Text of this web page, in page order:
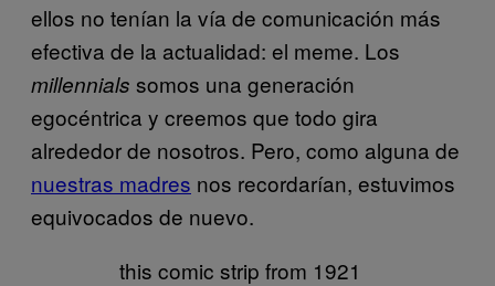
ellos no tenían la vía de comunicación más
efectiva de la actualidad: el meme. Los
millennials somos una generación
egocéntrica y creemos que todo gira
alrededor de nosotros. Pero, como alguna de
nuestras madres nos recordarían, estuvimos
equivocados de nuevo.
this comic strip from 1921